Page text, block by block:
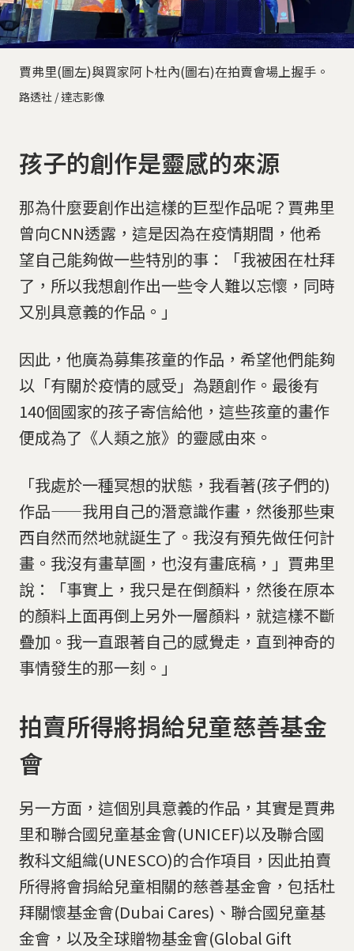
賈弗里(圖左)與買家阿卜杜內(圖右)在拍賣會場上握手。
路透社 / 達志影像
孩子的創作是靈感的來源
那為什麼要創作出這樣的巨型作品呢？賈弗里
曾向CNN透露，這是因為在疫情期間，他希
望自己能夠做一些特別的事：「我被困在杜拜
了，所以我想創作出一些令人難以忘懷，同時
又別具意義的作品。」
因此，他廣為募集孩童的作品，希望他們能夠
以「有關於疫情的感受」為題創作。最後有
140個國家的孩子寄信給他，這些孩童的畫作
便成為了《人類之旅》的靈感由來。
「我處於一種冥想的狀態，我看著(孩子們的)
作品——我用自己的潛意識作畫，然後那些東
西自然而然地就誕生了。我沒有預先做任何計
畫。我沒有畫草圖，也沒有畫底稿，」賈弗里
說：「事實上，我只是在倒顏料，然後在原本
的顏料上面再倒上另外一層顏料，就這樣不斷
疊加。我一直跟著自己的感覺走，直到神奇的
事情發生的那一刻。」
拍賣所得將捐給兒童慈善基金
會
另一方面，這個別具意義的作品，其實是賈弗
里和聯合國兒童基金會(UNICEF)以及聯合國
教科文組織(UNESCO)的合作項目，因此拍賣
所得將會捐給兒童相關的慈善基金會，包括杜
拜關懷基金會(Dubai Cares)、聯合國兒童基
金會，以及全球贈物基金會(Global Gift